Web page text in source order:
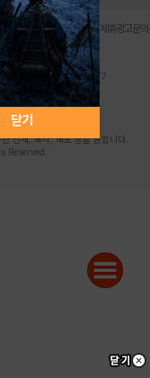
닫기
불법촬영물 신고센터 | 제휴광고문의
대표이사:송현두
8635 팩스:02-6265-0377
년4월25일
:김동욱
전재, 복사, 배포 등을 금합니다.
Reserved.